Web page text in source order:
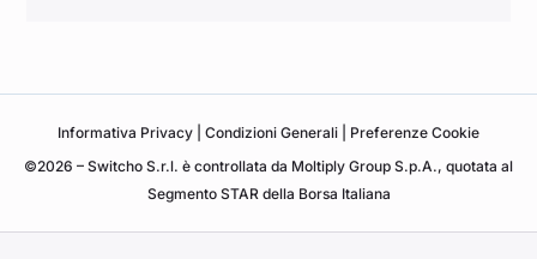
Informativa Privacy Condizioni Generali
Preferenze Cookie
©2026 – Switcho S.r.l. è controllata da Moltiply Group S.p.A., quotata al
Segmento STAR della Borsa Italiana